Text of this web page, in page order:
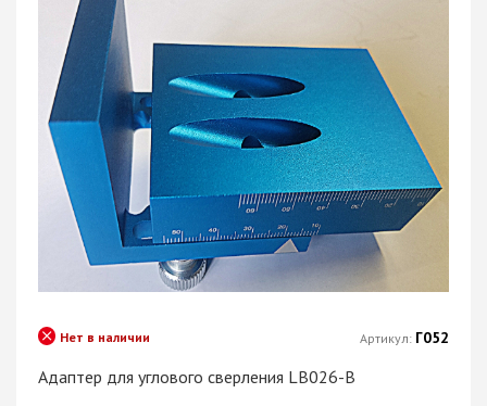
Адаптер для углового сверления LB026-B
Нет в наличии Артикул: Г052